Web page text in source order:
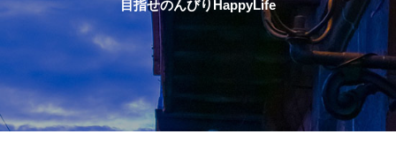
目指せのんびりHappyLife